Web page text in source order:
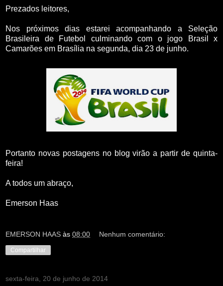
Prezados leitores,
Nos próximos dias estarei acompanhando a Seleção
Brasileira de Futebol culminando com o jogo Brasil x
Camarões em Brasília na segunda, dia 23 de junho.
Portanto novas postagens no blog virão a partir de quinta-
feira!
A todos um abraço,
Emerson Haas
EMERSON HAAS às 08:00 Nenhum comentário:
Compartilhar
sexta-feira, 20 de junho de 2014